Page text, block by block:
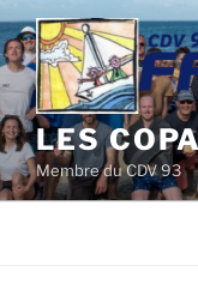
Aller
au
contenu
principal
LES
Membre du CDV 93